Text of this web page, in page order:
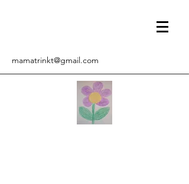
mamatrinkt@gmail.com